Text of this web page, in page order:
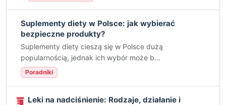
Suplementy diety w Polsce: jak wybierać
bezpieczne produkty?
Suplementy diety cieszą się w Polsce dużą
popularnością, jednak ich wybór może b...
Poradniki
Leki na nadciśnienie: Rodzaje, działanie i